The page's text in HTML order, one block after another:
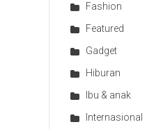
Fashion
Featured
Gadget
Hiburan
Ibu & anak
Internasional